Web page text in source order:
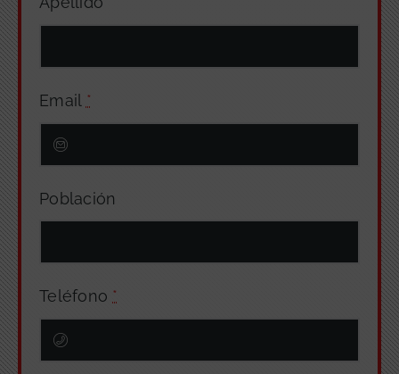
Email *
Población
Teléfono *